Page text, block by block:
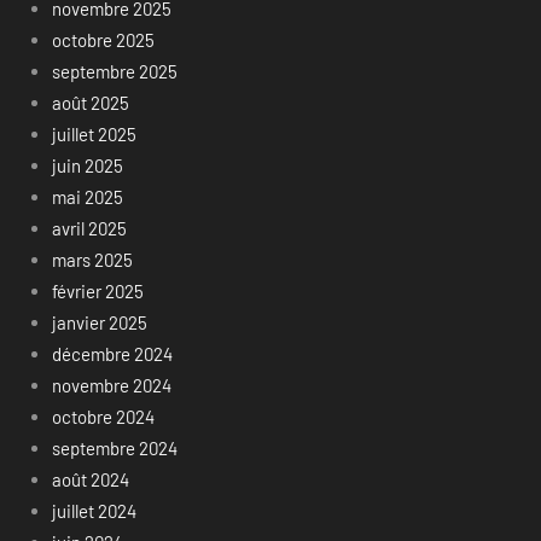
novembre 2025
octobre 2025
septembre 2025
août 2025
juillet 2025
juin 2025
mai 2025
avril 2025
mars 2025
février 2025
janvier 2025
décembre 2024
novembre 2024
octobre 2024
septembre 2024
août 2024
juillet 2024